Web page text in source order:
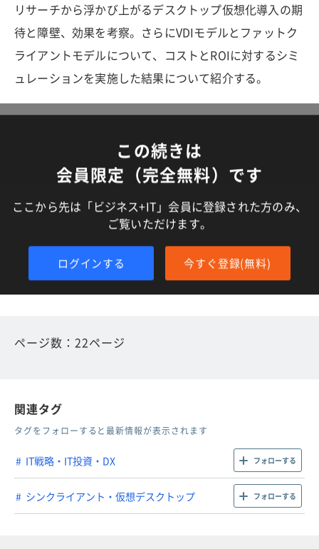
リサーチから浮かび上がるデスクトップ仮想化導入の期
待と障壁、効果を考察。さらにVDIモデルとファットク
ライアントモデルについて、コストとROIに対するシミ
ュレーションを実施した結果について紹介する。
この続きは
会員限定（完全無料）です
ここから先は「ビジネス+IT」会員に登録された方のみ、
ご覧いただけます。
ログインする 今すぐ登録(無料)
ページ数：22ページ
関連タグ
タグをフォローすると最新情報が表示されます
IT戦略・IT投資・DX フォローする
シンクライアント・仮想デスクトップ フォローする